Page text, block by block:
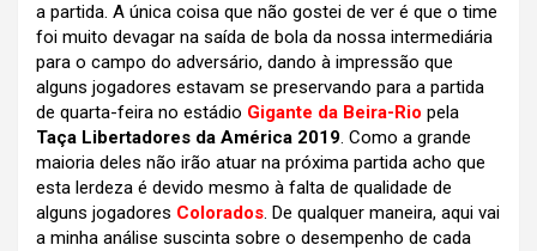
a partida. A única coisa que não gostei de ver é que o time
foi muito devagar na saída de bola da nossa intermediária
para o campo do adversário, dando à impressão que
alguns jogadores estavam se preservando para a partida
de quarta-feira no estádio Gigante da Beira-Rio pela
Taça Libertadores da América 2019. Como a grande
maioria deles não irão atuar na próxima partida acho que
esta lerdeza é devido mesmo à falta de qualidade de
alguns jogadores Colorados. De qualquer maneira, aqui vai
a minha análise suscinta sobre o desempenho de cada